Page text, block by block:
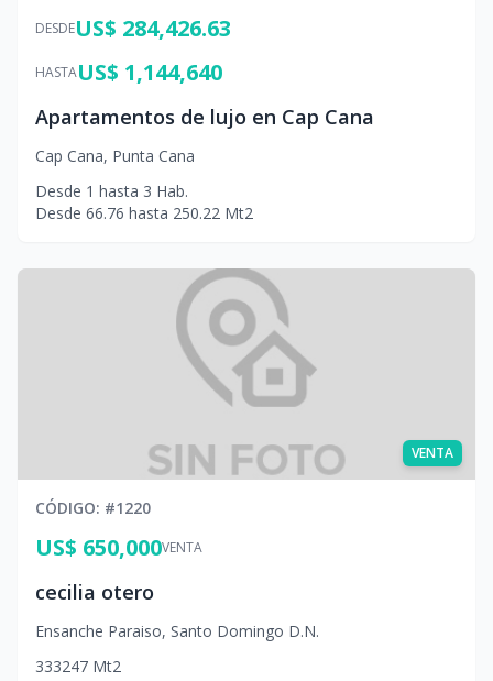
DESDEUS$ 284,426.63
HASTAUS$ 1,144,640
Apartamentos de lujo en Cap Cana
Cap Cana, Punta Cana
Desde 1 hasta 3 Hab.
Desde 66.76 hasta 250.22 Mt2
VENTA
CÓDIGO: #1220
VENTA
US$ 650,000
cecilia otero
Ensanche Paraiso, Santo Domingo D.N.
333247 Mt2